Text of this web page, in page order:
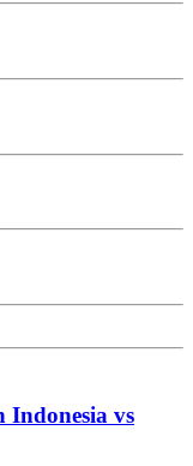
Indonesia vs